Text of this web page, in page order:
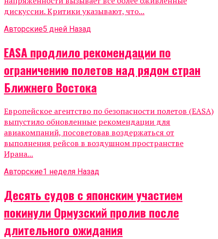
дискуссии. Критики указывают, что...
Авторские5 дней Назад
EASA продлило рекомендации по
ограничению полетов над рядом стран
Ближнего Востока
Европейское агентство по безопасности полетов (EASA)
выпустило обновленные рекомендации для
авиакомпаний, посоветовав воздержаться от
выполнения рейсов в воздушном пространстве
Ирана...
Авторские1 неделя Назад
Десять судов с японским участием
покинули Ормузский пролив после
длительного ожидания